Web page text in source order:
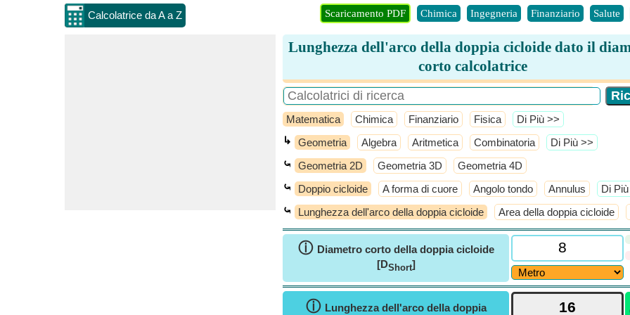
Calcolatrice da A a Z Scaricamento PDF Chimica Ingegneria Finanziario Salute
Lunghezza dell'arco della doppia cicloide dato il
corto calcolatrice
Matematica Chimica Finanziario Fisica ​Di Più >>
↳ Geometria Algebra Aritmetica Combinatoria ​Di Più >>
⤿ Geometria 2D Geometria 3D Geometria 4D
⤿ Doppio cicloide A forma di cuore Angolo tondo Annulus ​Di
⤿ Lunghezza dell'arco della doppia cicloide Area della doppia cicloide
ⓘ Diametro corto della doppia cicloide
[DShort]
ⓘ Lunghezza dell'arco della doppia